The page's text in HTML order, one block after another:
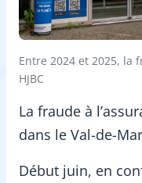
Entre 2024 et 2025, la
HJBC
La fraude à
dans le Val-de-
Début juin, en